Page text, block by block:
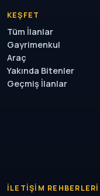
KEŞFET
Tüm İlanlar
Gayrimenkul
Araç
Yakında Bitenler
Geçmiş İlanlar
İLETIŞIM REHBERLERI